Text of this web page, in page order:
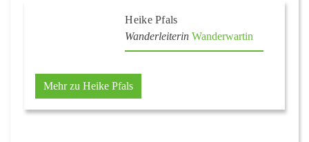
Heike Pfals
Wanderleiterin Wanderwartin
Mehr zu Heike Pfals